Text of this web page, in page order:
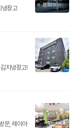
냉장고
치냉장고!
문, 레이아